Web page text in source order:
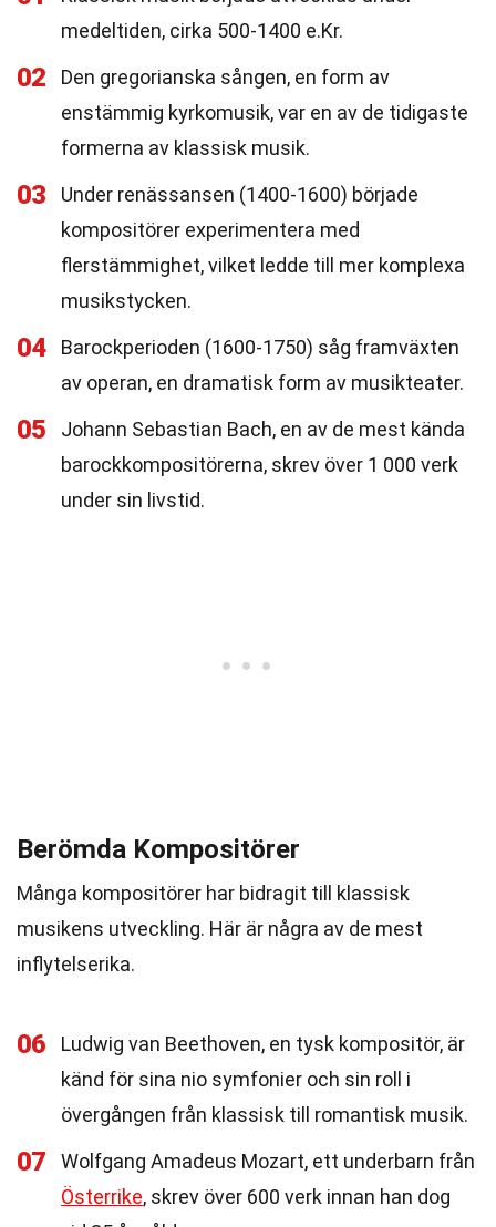
medeltiden, cirka 500-1400 e.Kr.
02
Den gregorianska sången, en form av
enstämmig kyrkomusik, var en av de tidigaste
formerna av klassisk musik.
03
Under renässansen (1400-1600) började
kompositörer experimentera med
flerstämmighet, vilket ledde till mer komplexa
musikstycken.
04
Barockperioden (1600-1750) såg framväxten
av operan, en dramatisk form av musikteater.
05
Johann Sebastian Bach, en av de mest kända
barockkompositörerna, skrev över 1 000 verk
under sin livstid.
Berömda Kompositörer
Många kompositörer har bidragit till klassisk
musikens utveckling. Här är några av de mest
inflytelserika.
06
Ludwig van Beethoven, en tysk kompositör, är
känd för sina nio symfonier och sin roll i
övergången från klassisk till romantisk musik.
07
Wolfgang Amadeus Mozart, ett underbarn från
Österrike, skrev över 600 verk innan han dog